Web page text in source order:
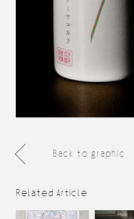
Back to graphic
Related Article